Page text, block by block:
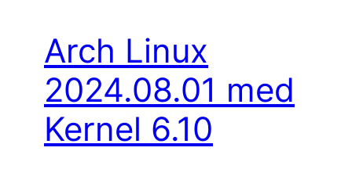
Arch Linux
2024.08.01 med
Kernel 6.10